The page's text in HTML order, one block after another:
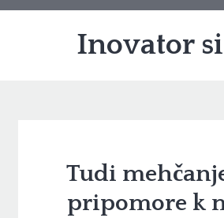
Inovator si
Tudi
pripomore k